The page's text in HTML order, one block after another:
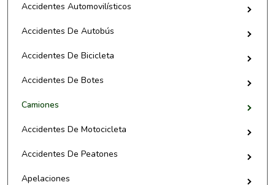
Accidentes Automovilísticos
Accidentes De Autobús
Accidentes De Bicicleta
Accidentes De Botes
Camiones
Accidentes De Motocicleta
Accidentes De Peatones
Apelaciones